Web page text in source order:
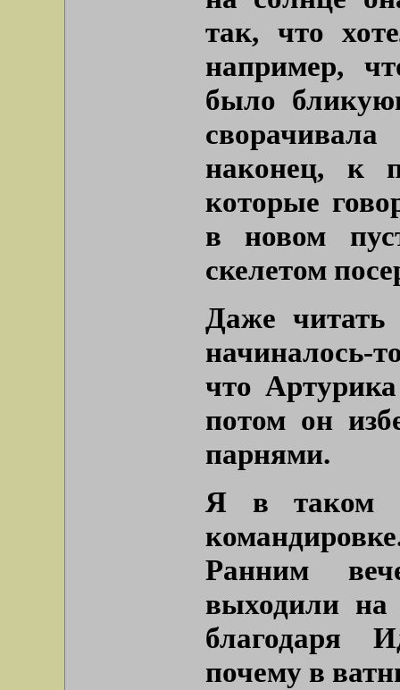
так, что
например,
было
наконец, к
которые
в новом
скелетом
Даже
начиналось-
что
потом он
парнями.
Я в таком
Ранним
выходили на
благодаря
почему в